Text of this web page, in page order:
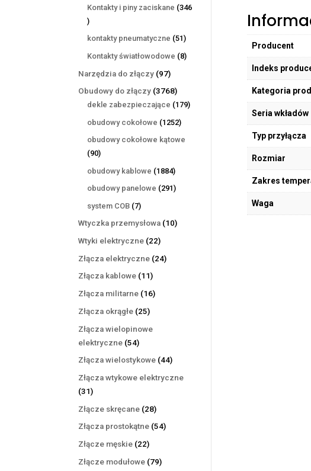
produktów
Kontakty i piny zaciskane 346
346
produktów
kontakty pneumatyczne 5151
produktów
Kontakty światłowodowe 88
Narzędzia do złączy 9797
produktów
Obudowy do złączy 37683768
produktów
dekle zabezpieczające 179179
obudowy cokołowe 12521252
obudowy cokołowe kątowe
9090
produktów
obudowy kablowe 18841884
produkty
obudowy panelowe 291291
system COB 77
produktów
Wtyczka przemysłowa 1010
Wtyki elektryczne 2222
produkty
Złącza elektryczne 2424
Złącza kablowe 1111
produktów
Złącza militarne 1616
Złącza okrągłe 2525
Złącza wielopinowe
elektryczne 5454
produkty
Złącza wielostykowe 4444
Złącza wtykowe elektryczne
3131
produktów
Złącze skręcane 2828
produktów
Złącza prostokątne 5454
Złącze męskie 2222
produkty
Złącze modułowe 7979
Producent
Indeks
Kategoria
Seria wkładów
Typ przyłącza
Rozmiar
Zakres
Waga